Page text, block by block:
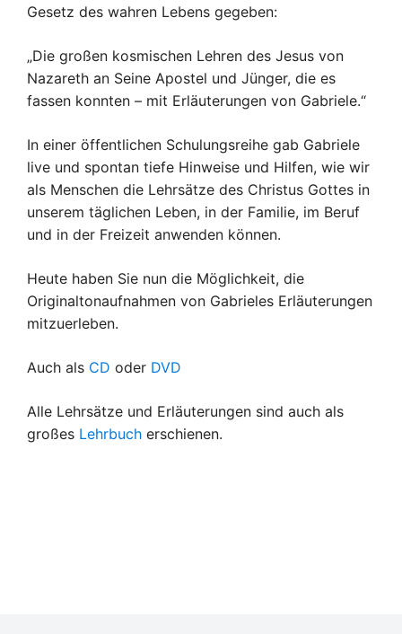
Gesetz des wahren Lebens gegeben:
„Die großen kosmischen Lehren des Jesus von
Nazareth an Seine Apostel und Jünger, die es
fassen konnten – mit Erläuterungen von Gabriele.“
In einer öffentlichen Schulungsreihe gab Gabriele
live und spontan tiefe Hinweise und Hilfen, wie wir
als Menschen die Lehrsätze des Christus Gottes in
unserem täglichen Leben, in der Familie, im Beruf
und in der Freizeit anwenden können.
Heute haben Sie nun die Möglichkeit, die
Originaltonaufnahmen von Gabrieles Erläuterungen
mitzuerleben.
Auch als CD oder DVD
Alle Lehrsätze und Erläuterungen sind auch als
großes Lehrbuch erschienen.